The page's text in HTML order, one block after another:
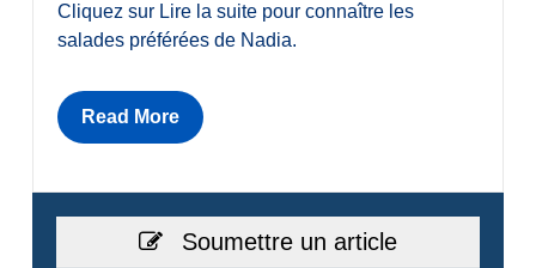
Cliquez sur Lire la suite pour connaître les
salades préférées de Nadia.
Read More
Soumettre un article